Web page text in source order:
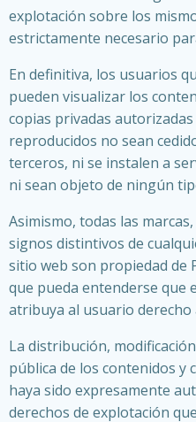
explotación sobre los
estrictamente necesario
En definitiva, los usuarios
pueden visualizar los
copias privadas
reproducidos no sean
terceros, ni se instalen a
ni sean objeto de ningún
Asimismo, todas las
signos distintivos de
sitio web son propiedad de
que pueda entenderse que
atribuya al usuario
La distribución,
pública de los contenidos y
haya sido expresamente
derechos de explotación